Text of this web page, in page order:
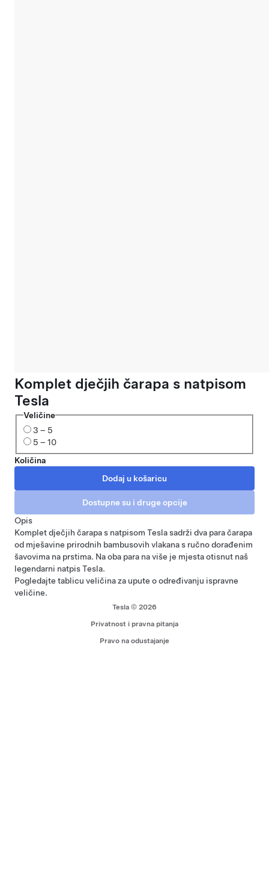
Komplet dječjih čarapa s natpisom
Tesla
Veličine
3 – 5
5 – 10
Količina
Opis
Komplet dječjih čarapa s natpisom Tesla sadrži dva para čarapa
od mješavine prirodnih bambusovih vlakana s ručno dorađenim
šavovima na prstima. Na oba para na više je mjesta otisnut naš
legendarni natpis Tesla.
Pogledajte tablicu veličinaza upute o određivanju ispravne
veličine.
Tesla © 2026
Privatnost i pravna pitanja
Pravo na odustajanje